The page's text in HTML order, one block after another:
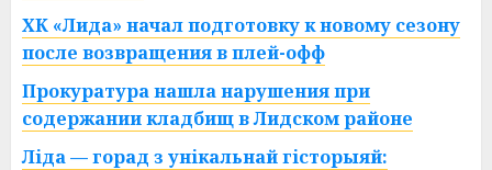
ХК «Лида» начал подготовку к новому сезону
после возвращения в плей-офф
Прокуратура нашла нарушения при
содержании кладбищ в Лидском районе
Ліда — горад з унікальнай гісторыяй: